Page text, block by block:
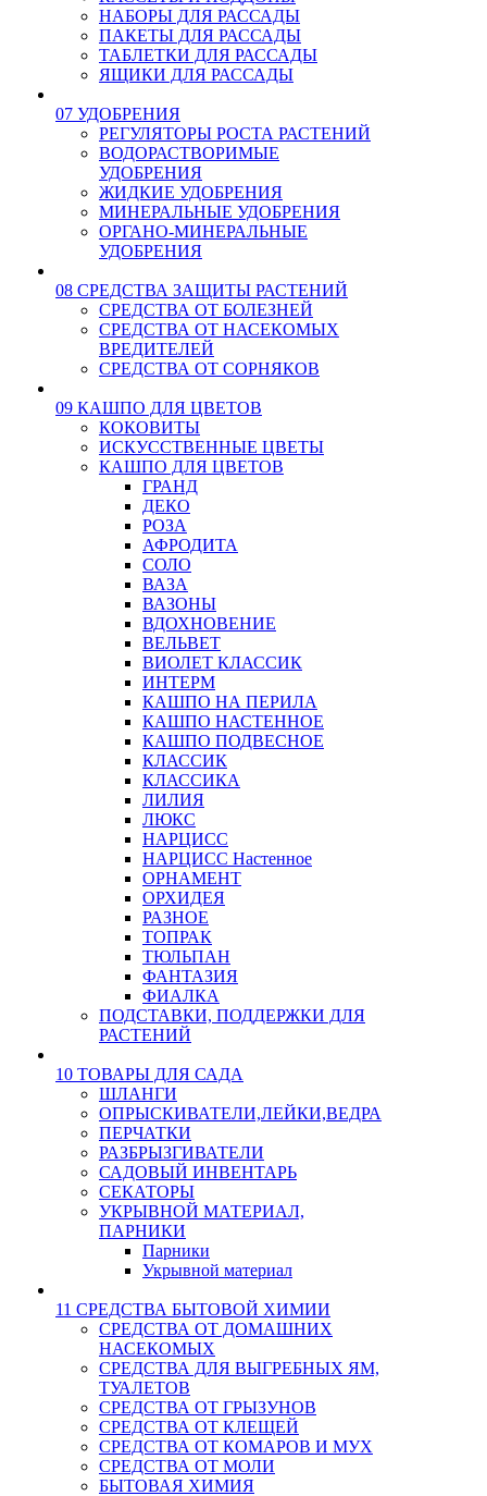
НАБОРЫ ДЛЯ РАССАДЫ
ПАКЕТЫ ДЛЯ РАССАДЫ
ТАБЛЕТКИ ДЛЯ РАССАДЫ
ЯЩИКИ ДЛЯ РАССАДЫ
07 УДОБРЕНИЯ
РЕГУЛЯТОРЫ РОСТА РАСТЕНИЙ
ВОДОРАСТВОРИМЫЕ
УДОБРЕНИЯ
ЖИДКИЕ УДОБРЕНИЯ
МИНЕРАЛЬНЫЕ УДОБРЕНИЯ
ОРГАНО-МИНЕРАЛЬНЫЕ
УДОБРЕНИЯ
08 СРЕДСТВА ЗАЩИТЫ РАСТЕНИЙ
СРЕДСТВА ОТ БОЛЕЗНЕЙ
СРЕДСТВА ОТ НАСЕКОМЫХ
ВРЕДИТЕЛЕЙ
СРЕДСТВА ОТ СОРНЯКОВ
09 КАШПО ДЛЯ ЦВЕТОВ
КОКОВИТЫ
ИСКУССТВЕННЫЕ ЦВЕТЫ
КАШПО ДЛЯ ЦВЕТОВ
ГРАНД
ДЕКО
РОЗА
АФРОДИТА
СОЛО
ВАЗА
ВАЗОНЫ
ВДОХНОВЕНИЕ
ВЕЛЬВЕТ
ВИОЛЕТ КЛАССИК
ИНТЕРМ
КАШПО НА ПЕРИЛА
КАШПО НАСТЕННОЕ
КАШПО ПОДВЕСНОЕ
КЛАССИК
КЛАССИКА
ЛИЛИЯ
ЛЮКС
НАРЦИСС
НАРЦИСС Настенное
ОРНАМЕНТ
ОРХИДЕЯ
РАЗНОЕ
ТОПРАК
ТЮЛЬПАН
ФАНТАЗИЯ
ФИАЛКА
ПОДСТАВКИ, ПОДДЕРЖКИ ДЛЯ
РАСТЕНИЙ
10 ТОВАРЫ ДЛЯ САДА
ШЛАНГИ
ОПРЫСКИВАТЕЛИ,ЛЕЙКИ,ВЕДРА
ПЕРЧАТКИ
РАЗБРЫЗГИВАТЕЛИ
САДОВЫЙ ИНВЕНТАРЬ
СЕКАТОРЫ
УКРЫВНОЙ МАТЕРИАЛ,
ПАРНИКИ
Парники
Укрывной материал
11 СРЕДСТВА БЫТОВОЙ ХИМИИ
СРЕДСТВА ОТ ДОМАШНИХ
НАСЕКОМЫХ
СРЕДСТВА ДЛЯ ВЫГРЕБНЫХ ЯМ,
ТУАЛЕТОВ
СРЕДСТВА ОТ ГРЫЗУНОВ
СРЕДСТВА ОТ КЛЕЩЕЙ
СРЕДСТВА ОТ КОМАРОВ И МУХ
СРЕДСТВА ОТ МОЛИ
БЫТОВАЯ ХИМИЯ